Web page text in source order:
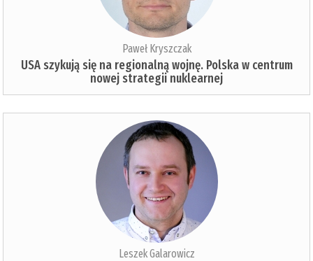
Paweł Kryszczak
USA szykują się na regionalną wojnę. Polska w centrum
nowej strategii nuklearnej
Leszek Galarowicz